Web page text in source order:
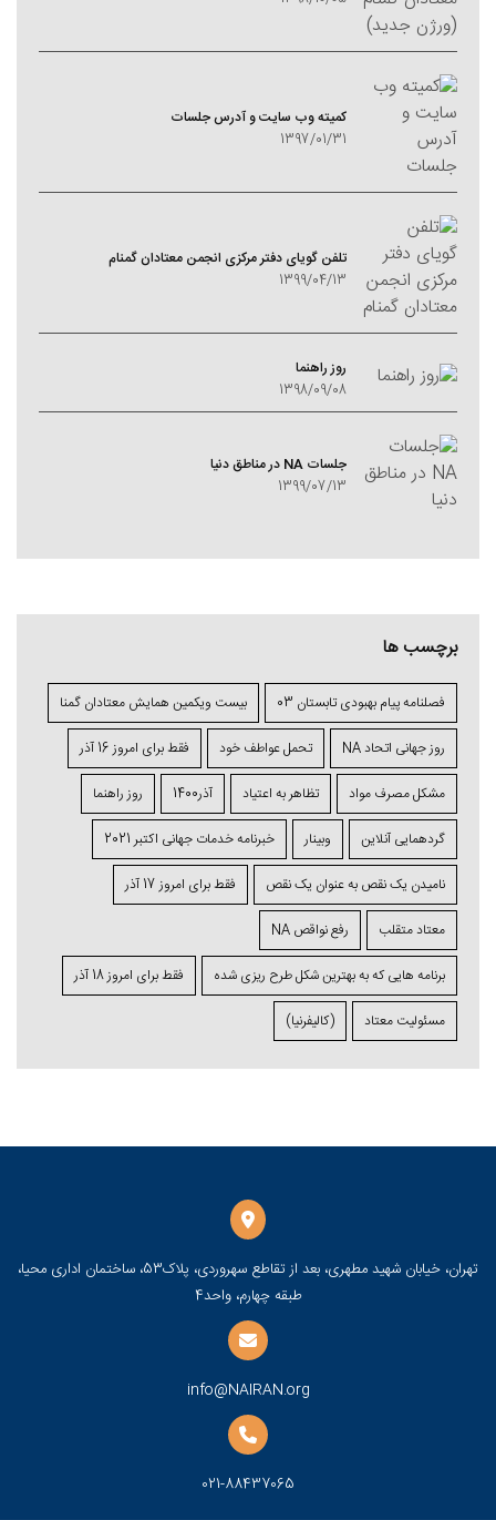
کمیته وب سایت و آدرس جلسات
1397/01/31
تلفن گویای دفتر مرکزی انجمن معتادان گمنام
1399/04/13
روز راهنما
1398/09/08
جلسات NA در مناطق دنیا
1399/07/13
برچسب ها
فصلنامه پیام بهبودی تابستان 03 بیست ویکمین همایش معتادان گمنا
روز جهانی اتحاد NA تحمل عواطف خود فقط برای امروز 16 آذر
مشکل مصرف مواد تظاهر به اعتیاد آذر1400 روز راهنما
گردهمایی آنلاین وبینار خبرنامه خدمات جهانی اکتبر 2021
نامیدن یک نقص به عنوان یک نقص فقط برای امروز 17 آذر
معتاد متقلب رفع نواقص NA
برنامه ⁯هایی که به بهترین شکل طرح ⁯ریزی ⁯شده فقط برای امروز 18 آذر
مسئولیت معتاد (کالیفرنیا)
تهران، خیابان شهید مطهری، بعد از تقاطع سهروردی، پلاک53، ساختمان اداری محیا،
طبقه چهارم، واحد4
info@NAIRAN.org
021-88437065